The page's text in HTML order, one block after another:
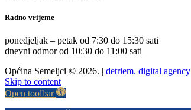
Radno vrijeme
ponedjeljak – petak od 7:30 do 15:30 sati
dnevni odmor od 10:30 do 11:00 sati
Općina Semeljci © 2026. | detriem. digital agency
Skip to content
Open toolbar